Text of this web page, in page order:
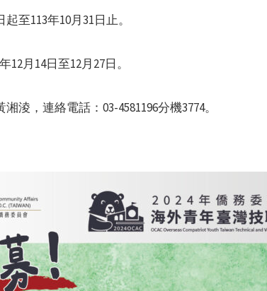
至113年10月31日止。
12月14日至12月27日。
淩，連絡電話：03-4581196分機3774。